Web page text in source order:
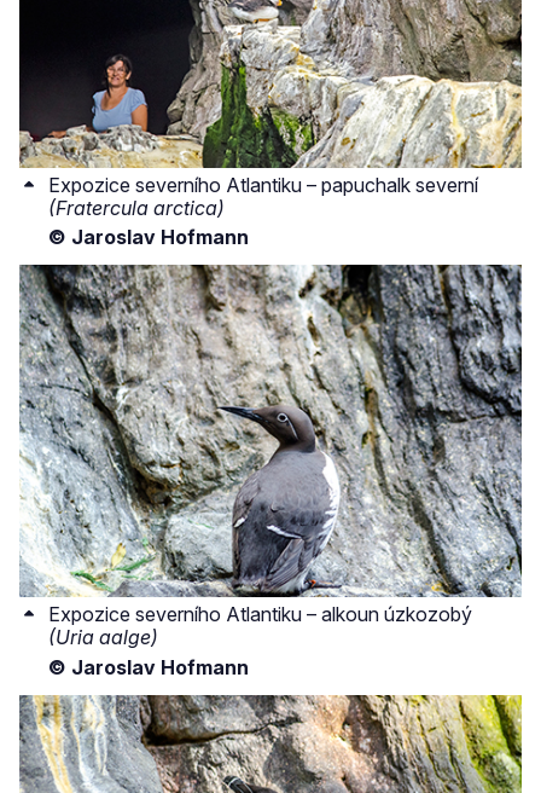
Expozice severního Atlantiku – papuchalk severní
(Fratercula arctica)
© Jaroslav Hofmann
Expozice severního Atlantiku – alkoun úzkozobý
(Uria aalge)
© Jaroslav Hofmann